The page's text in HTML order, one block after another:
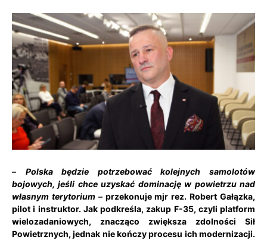
–
Polska będzie potrzebować kolejnych samolotów
bojowych, jeśli chce uzyskać dominację w powietrzu nad
własnym terytorium – przekonuje mjr rez. Robert Gałązka,
pilot i instruktor. Jak podkreśla, zakup F-35, czyli platform
wielozadaniowych, znacząco zwiększa zdolności Sił
Powietrznych, jednak nie kończy procesu ich modernizacji.